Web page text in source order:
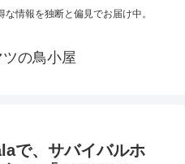
情報を独断と偏見でお届け中。
の鳥小屋
で、サバイバルホ